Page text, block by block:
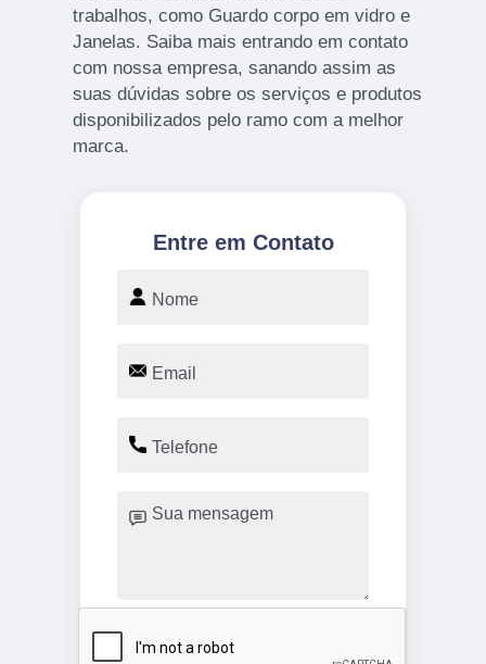
trabalhos, como Guardo corpo em vidro e
Janelas. Saiba mais entrando em contato
com nossa empresa, sanando assim as
suas dúvidas sobre os serviços e produtos
disponibilizados pelo ramo com a melhor
marca.
Entre em Contato